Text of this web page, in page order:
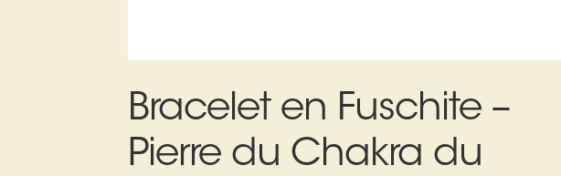
Bracelet en Fuschite –
Pierre du Chakra du